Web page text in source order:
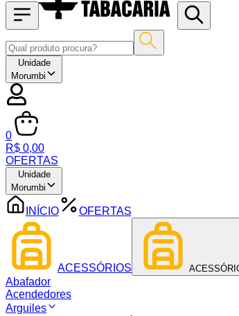
Unidade
Morumbi
0
R$ 0,00
OFERTAS
Unidade
Morumbi
INÍCIO OFERTAS
ACESSÓRIOS
Abafador
Acendedores
Arguiles